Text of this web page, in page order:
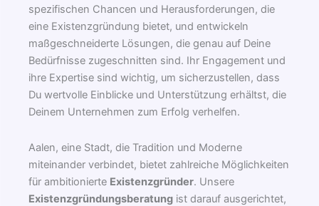
spezifischen Chancen und Herausforderungen, die
eine Existenzgründung bietet, und entwickeln
maßgeschneiderte Lösungen, die genau auf Deine
Bedürfnisse zugeschnitten sind. Ihr Engagement und
ihre Expertise sind wichtig, um sicherzustellen, dass
Du wertvolle Einblicke und Unterstützung erhältst, die
Deinem Unternehmen zum Erfolg verhelfen.
Aalen, eine Stadt, die Tradition und Moderne
miteinander verbindet, bietet zahlreiche Möglichkeiten
für ambitionierte Existenzgründer. Unsere
Existenzgründungsberatung ist darauf ausgerichtet,